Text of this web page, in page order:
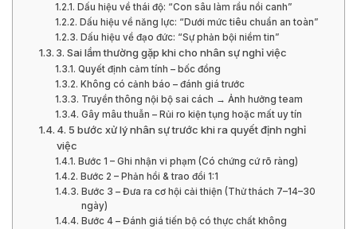
Dấu hiệu về thái độ: “Con sâu làm rầu nồi canh”
Dấu hiệu về năng lực: “Dưới mức tiêu chuẩn an toàn”
Dấu hiệu về đạo đức: “Sự phản bội niềm tin”
3. Sai lầm thường gặp khi cho nhân sự nghỉ việc
Quyết định cảm tính – bốc đồng
Không có cảnh báo – đánh giá trước
Truyền thông nội bộ sai cách → Ảnh hưởng team
Gây mâu thuẫn – Rủi ro kiện tụng hoặc mất uy tín
4. 5 bước xử lý nhân sự trước khi ra quyết định nghỉ
việc
Bước 1 – Ghi nhận vi phạm (Có chứng cứ rõ ràng)
Bước 2 – Phản hồi & trao đổi 1:1
Bước 3 – Đưa ra cơ hội cải thiện (Thử thách 7–14–30
ngày)
Bước 4 – Đánh giá tiến bộ có thực chất không